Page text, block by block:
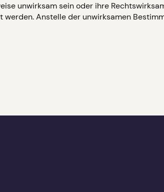
unwirksam sein oder ihre
Anstelle der unwirksamen